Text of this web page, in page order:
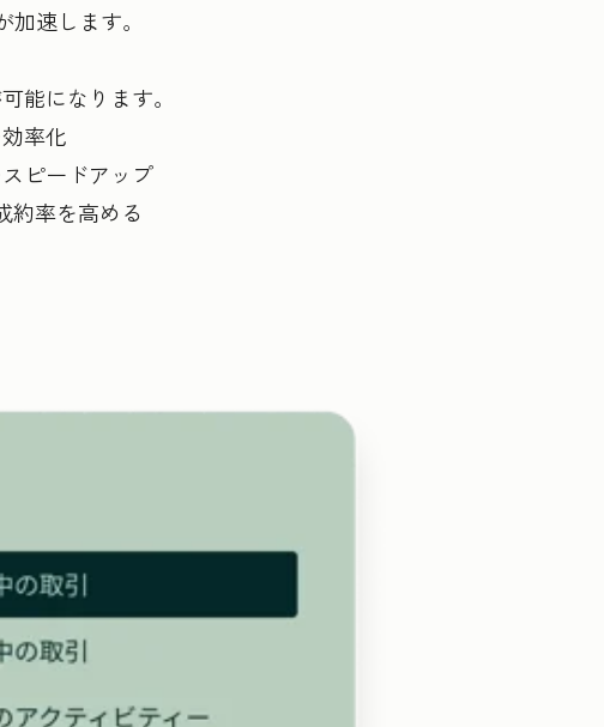
速します。
能になります。
率化
ピードアップ
約率を高める